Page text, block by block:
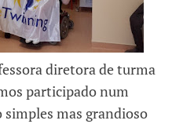
diretora de turma
participado num
mas grandioso